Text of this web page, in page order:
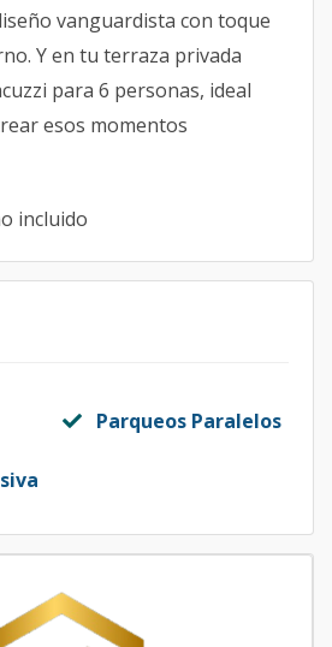
vanguardista con toque
Y en tu terraza privada
para 6 personas, ideal
esos momentos
incluido
Parqueos Paralelos